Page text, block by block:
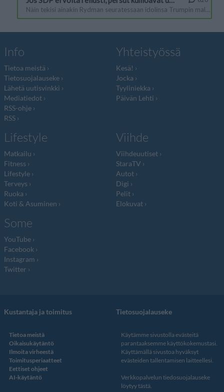
Info
Tietoa meistä
Tietosuojalauseke
Lähetä uutisvinkki
Mediatiedot
RSS-ohje
RSS
Yhteistyössä
Kesä!
Jocka
Tyyliniekka
Päivän Lehti
Lifestyle
Matkailu
Fitness
Lifestyle
Terveys
Ruoka
Koti & Asuminen
Viihde
Viihdeuutiset
StaraTV
Autot
Digi
Pelit
Elokuvat
Some
YouTube
Facebook
Instagram
Twitter
Kustantaja ja toimitus
Tietoa meistä
Oikaisukäytäntö
Ilmoita virheestä
Toimitusperiaatteet
Eettiset ohjeet
AI-käytäntö
Tietosuojalauseke
Käytämme sivustolla evästeitä
parantaaksemme käyttökokemustasi.
Käyttämällä sivustoa hyväksyt
evästeiden tallentamisen laitteellesi.
Verkkopalvelun tiedosuojalauseke
löytyy tästä.